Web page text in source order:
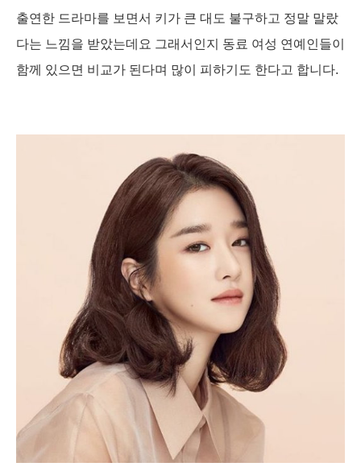
출연한 드라마를 보면서 키가 큰 대도 불구하고 정말 말랐
다는 느낌을 받았는데요 그래서인지 동료 여성 연예인들이
함께 있으면 비교가 된다며 많이 피하기도 한다고 합니다.